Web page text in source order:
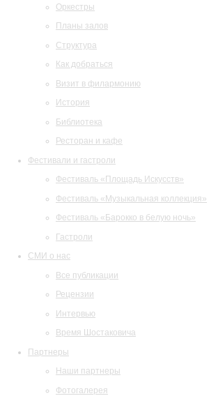
Оркестры
Планы залов
Структура
Как добраться
Визит в филармонию
История
Библиотека
Ресторан и кафе
Фестивали и гастроли
Фестиваль «Площадь Искусств»
Фестиваль «Музыкальная коллекция»
Фестиваль «Барокко в белую ночь»
Гастроли
СМИ о нас
Все публикации
Рецензии
Интервью
Время Шостаковича
Партнеры
Наши партнеры
Фотогалерея